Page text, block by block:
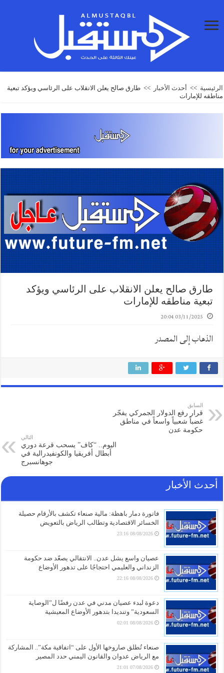
الرئيسية >> أحدث الأخبار >> طارق صالح يعلن الانقلاب على الرئاسي ويؤكد تبعية
مناطقه للإمارات
طارق صالح يعلن الانقلاب على الرئاسي ويؤكد
تبعية مناطقه للإمارات
03/11/2025 20:04
الذهاب إلى المصدر
السابق
قرار رفع الدولار الجمركي يفجّر
غضباً شعبياً واسعاً في مناطق
حكومة عدن
التالي
اليوم.. “كاف” يسحب قرعة دوري
أبطال أفريقيا والكونفيدرالية في
جوهانسبرج
أحدث الأخبار
فاتورة دمار باهظة: مالية صنعاء تكشف بالأرقام حصيلة
الخسائر الاقتصادية وتطالب الرياض بالتعويض
08/08/2026 23:16
عصيان واسع يشل عدن.. الانتقالي يصعّد ضد حكومة
الزنداني والعليمي احتجاجًا على تدهور الأوضاع
08/08/2026 22:16
دعوة لبدء عصيان مدني في عدن رفضًا ل”الوصاية
السعودية” وتنديدا بتدهور الأوضاع المعيشية
08/08/2026 02:01
صنعاء تُطلق صاروخها الأول على “اتفاقية مكة”.. المشاركة
مع الرياض عدوان والقانون اليمني حدد المصير
07/08/2026 21:01